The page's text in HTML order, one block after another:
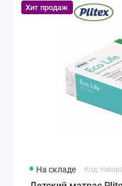
Хит продаж
На складе Код